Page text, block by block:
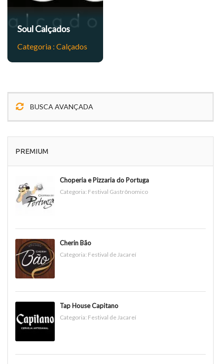
Soul Calçados
Categoria : Calçados
BUSCA AVANÇADA
PREMIUM
Choperia e Pizzaria do Portuga
Categoria: Festival Gastrônomico
Cherin Bão
Categoria: Festival de Jacareí
Tap House Capitano
Categoria: Festival de Jacareí